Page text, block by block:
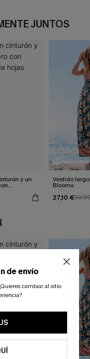
JUNTOS
y un Vestido
Blooms
27,10 €
de envío
cambiar al sitio